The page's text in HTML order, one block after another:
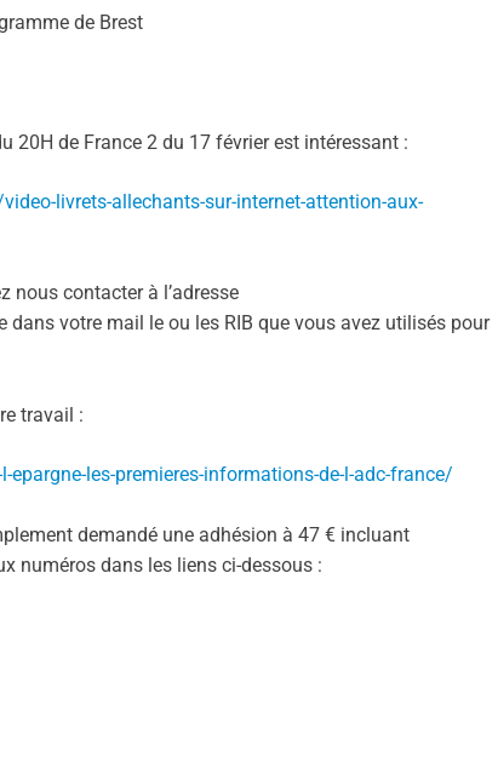
de Brest
20H de France 2 du 17 février est intéressant :
livrets-allechants-sur-internet-attention-aux-
nous contacter à l’adresse
votre mail le ou les RIB que vous avez utilisés pour
travail :
les-premieres-informations-de-l-adc-france/
demandé une adhésion à 47 € incluant
numéros dans les liens ci-dessous :